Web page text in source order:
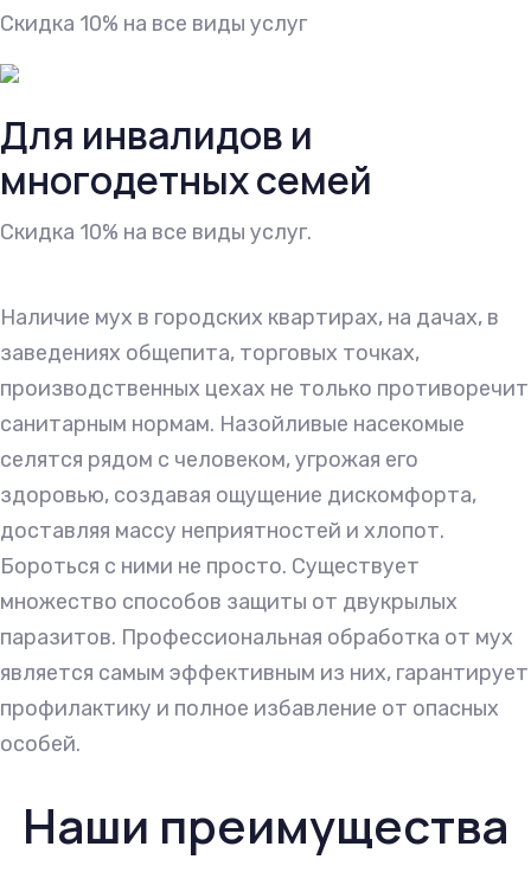
Cкидка 10% на все виды услуг
Для инвалидов и
многодетных семей
Cкидка 10% на все виды услуг.
Наличие мух в городских квартирах, на дачах, в
заведениях общепита, торговых точках,
производственных цехах не только противоречит
санитарным нормам. Назойливые насекомые
селятся рядом с человеком, угрожая его
здоровью, создавая ощущение дискомфорта,
доставляя массу неприятностей и хлопот.
Бороться с ними не просто. Существует
множество способов защиты от двукрылых
паразитов. Профессиональная обработка от мух
является самым эффективным из них, гарантирует
профилактику и полное избавление от опасных
особей.
Наши преимущества